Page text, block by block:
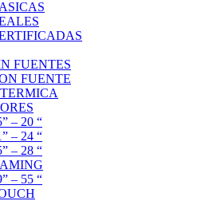
FUENTES
FUENTE
– 20 “
– 24 “
– 28 “
– 55 “